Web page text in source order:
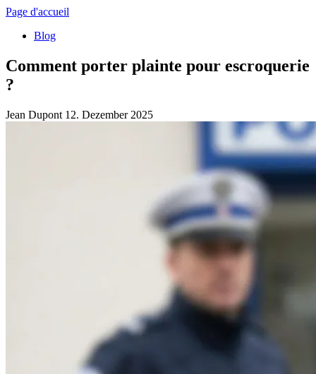
Page d'accueil
Blog
Comment porter plainte pour escroquerie
?
Jean Dupont 12. Dezember 2025